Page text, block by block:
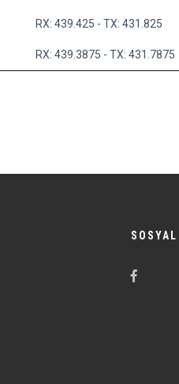
RX: 439.425 - TX: 431.825
RX: 439.3875 - TX: 431.7875